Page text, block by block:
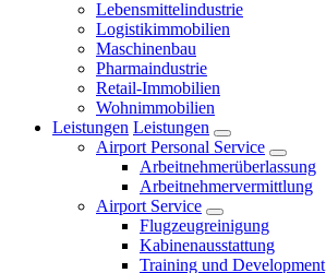
Lebensmittelindustrie
Logistikimmobilien
Maschinenbau
Pharmaindustrie
Retail-Immobilien
Wohnimmobilien
Leistungen Leistungen
Airport Personal Service
Arbeitnehmerüberlassung
Arbeitnehmervermittlung
Airport Service
Flugzeugreinigung
Kabinenausstattung
Training und Development